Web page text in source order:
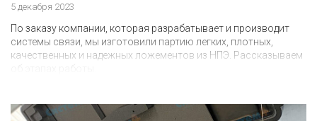
5 декабря 2023
По заказу компании, которая разрабатывает и производит
системы связи, мы изготовили партию легких, плотных,
качественных и надежных ложементов из НПЭ. Рассказываем